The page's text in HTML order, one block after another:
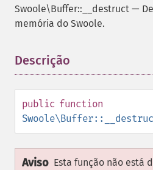
Swoole\Buffer::__destruct —
memória do Swoole.
Descrição
public function
Aviso Esta função não está